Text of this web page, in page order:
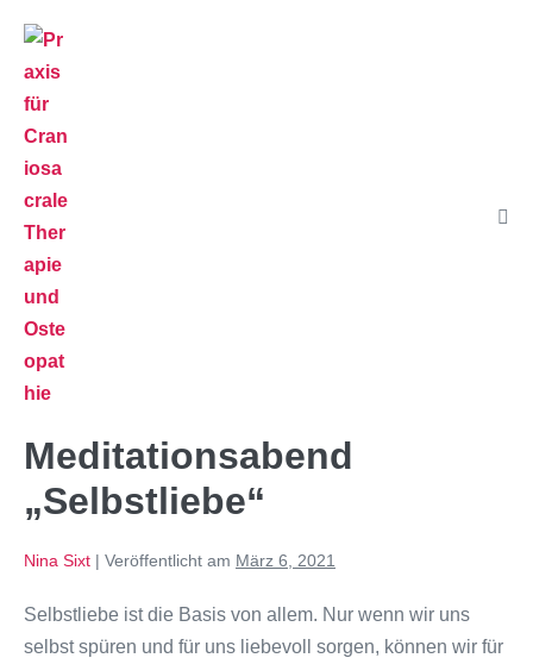
Meditationsabend
„Selbstliebe“
Nina Sixt | Veröffentlicht am März 6, 2021
Selbstliebe ist die Basis von allem. Nur wenn wir uns
selbst spüren und für uns liebevoll sorgen, können wir für